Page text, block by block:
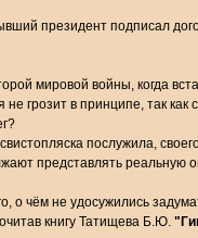
президент подписал
мировой войны, когда
грозит в принципе, так
послужила,
представлять реальную
о чём не удосужились
книгу Татищева Б.Ю.